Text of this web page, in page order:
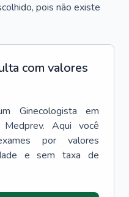
pois não existe
com valores
Ginecologista
em
Aqui você
por valores
e sem taxa de